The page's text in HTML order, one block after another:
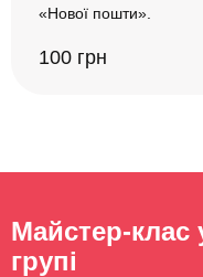
«Нової пошти».
100 грн
Майстер-клас
групі